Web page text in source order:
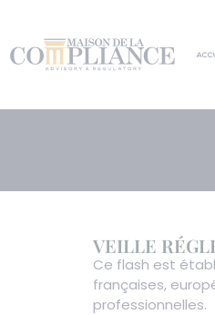
VEILLE
Ce flash est
françaises,
professionnelles.